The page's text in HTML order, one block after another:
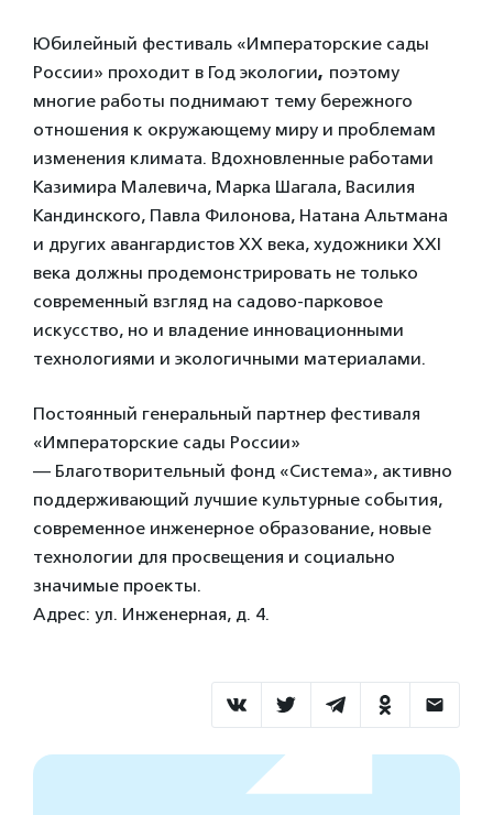
Юбилейный фестиваль «Императорские сады
России» проходит в Год экологии, поэтому
многие работы поднимают тему бережного
отношения к окружающему миру и проблемам
изменения климата. Вдохновленные работами
Казимира Малевича, Марка Шагала, Василия
Кандинского, Павла Филонова, Натана Альтмана
и других авангардистов ХХ века, художники XXI
века должны продемонстрировать не только
современный взгляд на садово-парковое
искусство, но и владение инновационными
технологиями и экологичными материалами.
Постоянный генеральный партнер фестиваля
«Императорские сады России»
— Благотворительный фонд «Система», активно
поддерживающий лучшие культурные события,
современное инженерное образование, новые
технологии для просвещения и социально
значимые проекты.
Адрес: ул. Инженерная, д. 4.